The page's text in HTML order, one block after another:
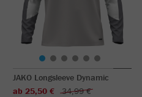
JAKO Longsleeve Dynamic
ab 25,50 €
34,99 €